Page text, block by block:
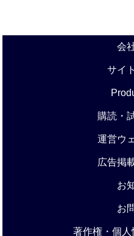
会
サイ
購読・
運営ウ
広告掲
お
お
著作権・個